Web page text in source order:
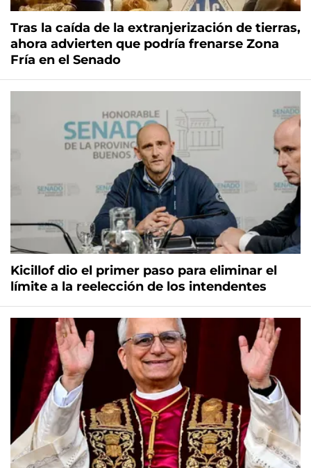
Tras la caída de la extranjerización de tierras,
ahora advierten que podría frenarse Zona
Fría en el Senado
Kicillof dio el primer paso para eliminar el
límite a la reelección de los intendentes